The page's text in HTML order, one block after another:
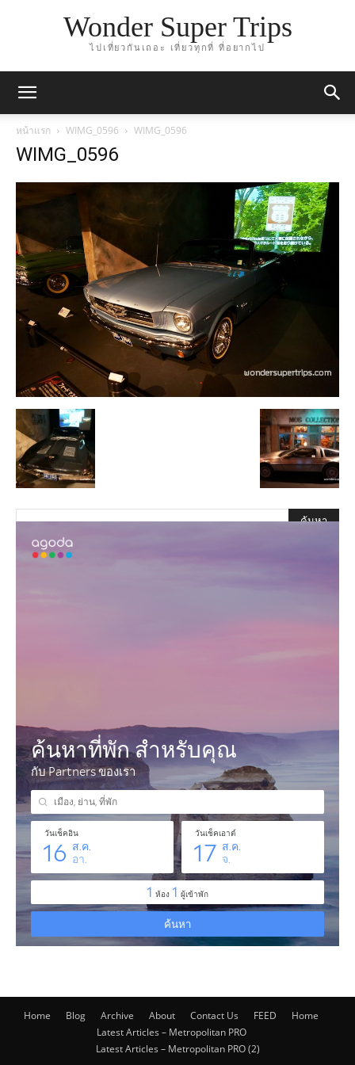
Wonder Super Trips
ไปเที่ยวกันเถอะ เที่ยวทุกที่ ที่อยากไป
หน้าแรก WIMG_0596 WIMG_0596
WIMG_0596
Home Blog Archive About Contact Us FEED
Home
Latest Articles – Metropolitan PRO
Latest Articles – Metropolitan PRO (2)